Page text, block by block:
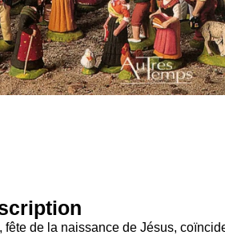
fête de la naissance de Jésus,